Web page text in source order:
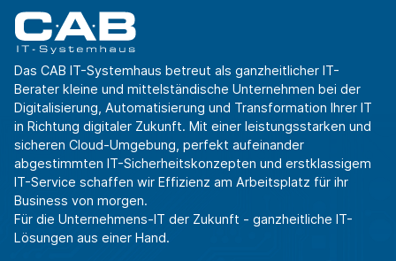
Das CAB IT-Systemhaus betreut als ganzheitlicher IT-
Berater kleine und mittelständische Unternehmen bei der
Digitalisierung, Automatisierung und Transformation Ihrer IT
in Richtung digitaler Zukunft. Mit einer leistungsstarken und
sicheren Cloud-Umgebung, perfekt aufeinander
abgestimmten IT-Sicherheitskonzepten und erstklassigem
IT-Service schaffen wir Effizienz am Arbeitsplatz für ihr
Business von morgen.
Für die Unternehmens-IT der Zukunft - ganzheitliche IT-
Lösungen aus einer Hand.